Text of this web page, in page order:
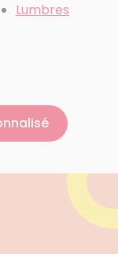
Lumbres